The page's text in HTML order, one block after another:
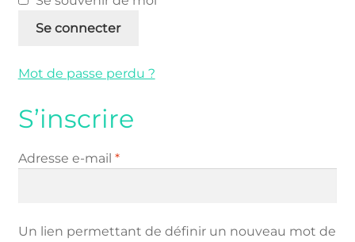
Se connecter
Mot de passe perdu ?
S’inscrire
Adresse e-mail *Obligatoire
Un lien permettant de définir un nouveau mot de